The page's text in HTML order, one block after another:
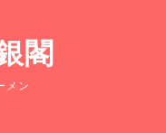
閣
メン